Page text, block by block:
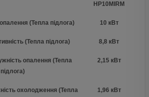
HP10MIRM
(Тепла підлога) 10 кВт
(Тепла підлога) 8,8 кВт
опалення (Тепла
підлога)
2,15 кВт
охолодження (Тепла
1,96 кВт